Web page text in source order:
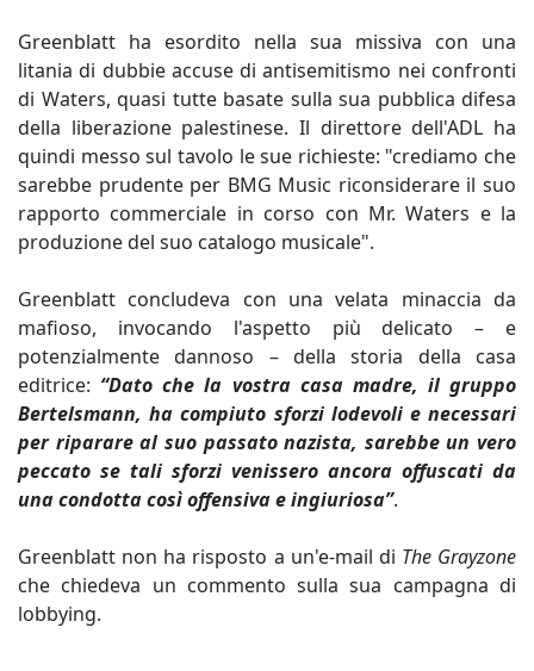
Greenblatt ha esordito nella sua missiva con una
litania di dubbie accuse di antisemitismo nei confronti
di Waters, quasi tutte basate sulla sua pubblica difesa
della liberazione palestinese. Il direttore dell'ADL ha
quindi messo sul tavolo le sue richieste: "crediamo che
sarebbe prudente per BMG Music riconsiderare il suo
rapporto commerciale in corso con Mr. Waters e la
produzione del suo catalogo musicale".
Greenblatt concludeva con una velata minaccia da
mafioso, invocando l'aspetto più delicato – e
potenzialmente dannoso – della storia della casa
editrice: “Dato che la vostra casa madre, il gruppo
Bertelsmann, ha compiuto sforzi lodevoli e necessari
per riparare al suo passato nazista, sarebbe un vero
peccato se tali sforzi venissero ancora offuscati da
una condotta così offensiva e ingiuriosa”.
Greenblatt non ha risposto a un'e-mail di The Grayzone
che chiedeva un commento sulla sua campagna di
lobbying.